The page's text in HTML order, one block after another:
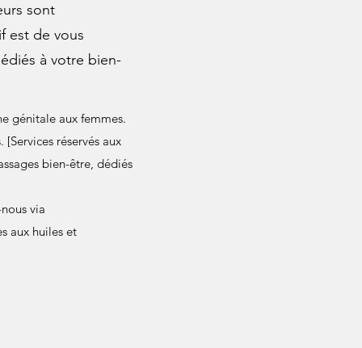
sont
est de vous
à votre bien-
génitale aux femmes.
réservés aux
bien-être, dédiés
via
aux huiles et